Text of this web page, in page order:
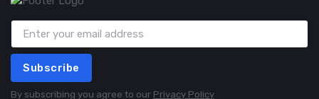
Subscribe
By subscribing you agree to our Privacy Policy